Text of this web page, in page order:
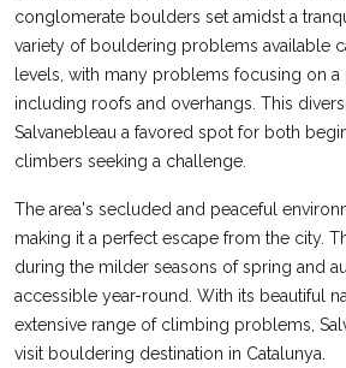
conglomerate boulders set amidst a
variety of bouldering problems available
levels, with many problems focusing on a
including roofs and overhangs. This
Salvanebleau a favored spot for both
climbers seeking a challenge.
The area's secluded and peaceful
making it a perfect escape from the city.
during the milder seasons of spring and
accessible year-round. With its beautiful
extensive range of climbing problems,
visit bouldering destination in Catalunya.